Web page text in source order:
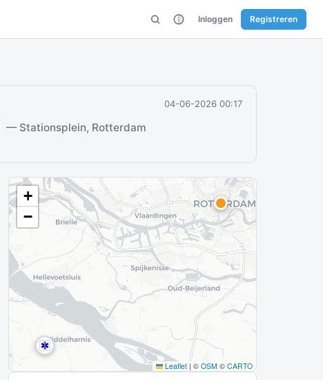
Inloggen Registreren
04-06-2026 00:17
— Stationsplein, Rotterdam
+
−
Leaflet | © OSM © CARTO